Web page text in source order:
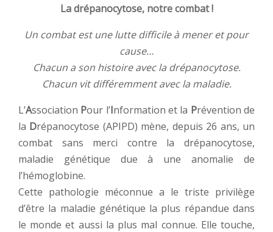
La drépanocytose, notre combat !
Un combat est une lutte difficile à mener et pour
cause…
Chacun a son histoire avec la drépanocytose.
Chacun vit différemment avec la maladie.
L’Association Pour l’Information et la Prévention de
la Drépanocytose (APIPD) mène, depuis 26 ans, un
combat sans merci contre la drépanocytose,
maladie génétique due à une anomalie de
l’hémoglobine.
Cette pathologie méconnue a le triste privilège
d’être la maladie génétique la plus répandue dans
le monde et aussi la plus mal connue. Elle touche,